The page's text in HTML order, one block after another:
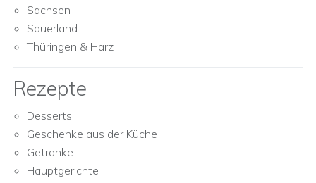
Sachsen
Sauerland
Thüringen & Harz
Rezepte
Desserts
Geschenke aus der Küche
Getränke
Hauptgerichte